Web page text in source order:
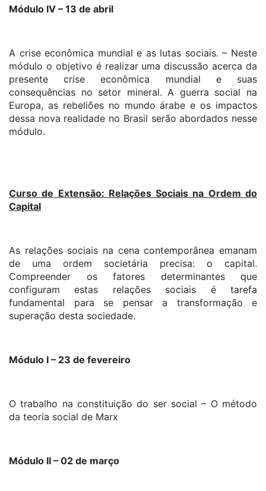
Módulo IV – 13 de abril
A crise econômica mundial e as lutas sociais. – Neste
módulo o objetivo é realizar uma discussão acerca da
presente crise econômica mundial e suas
consequências no setor mineral. A guerra social na
Europa, as rebeliões no mundo árabe e os impactos
dessa nova realidade no Brasil serão abordados nesse
módulo.
Curso de Extensão: Relações Sociais na Ordem do
Capital
As relações sociais na cena contemporânea emanam
de uma ordem societária precisa: o capital.
Compreender os fatores determinantes que
configuram estas relações sociais é tarefa
fundamental para se pensar a transformação e
superação desta sociedade.
Módulo I – 23 de fevereiro
O trabalho na constituição do ser social – O método
da teoria social de Marx
Módulo II – 02 de março